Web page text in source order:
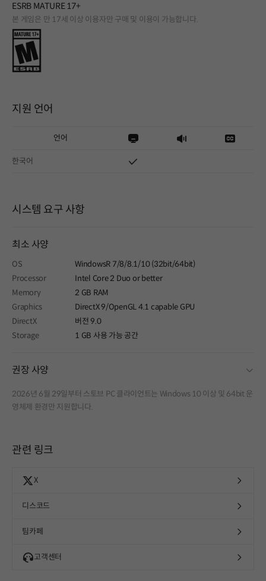
ESRB MATURE 17+
본 게임은 만 17세 이상 이용자만 구매 및 이용이 가능합니다.
지원 언어
언어
한국어
시스템 요구 사항
최소 사양
OS
WindowsR 7/8/8.1/10 (32bit/64bit)
Processor
Intel Core 2 Duo or better
Memory
2 GB RAM
Graphics
DirectX 9/OpenGL 4.1 capable GPU
DirectX
버전 9.0
Storage
1 GB 사용 가능 공간
권장 사양
2026년 6월 29일부터 스토브 PC 클라이언트는 Windows 10 이상 및 64bit 운
영체제 환경만 지원합니다.
관련 링크
X
디스코드
팀카페
고객센터